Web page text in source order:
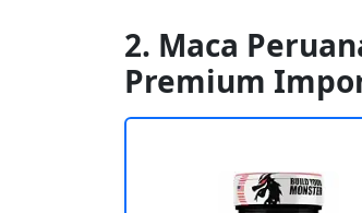
2. Maca
Premium